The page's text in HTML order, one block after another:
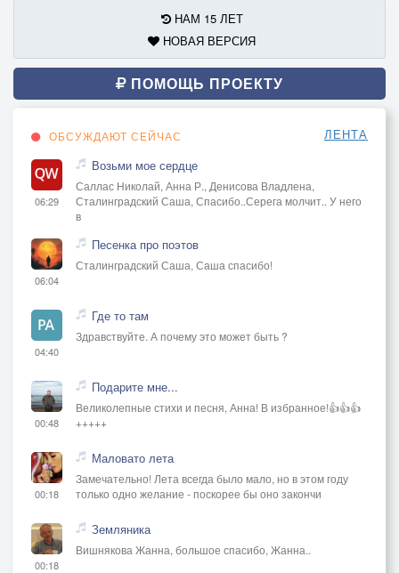
НАМ 15 ЛЕТ
НОВАЯ ВЕРСИЯ
ПОМОЩЬ ПРОЕКТУ
ОБСУЖДАЮТ СЕЙЧАС ЛЕНТА
06:29
Возьми мое сердце
Саллас Николай, Анна Р., Денисова Владлена,
Сталинградский Саша, Спасибо..Серега молчит.. У него
в
06:04
Песенка про поэтов
Сталинградский Саша, Саша спасибо!
04:40
Где то там
Здравствуйте. А почему это может быть ?
00:48
Подарите мне...
Великолепные стихи и песня, Анна! В избранное!👍👍👍
+++++
00:18
Маловато лета
Замечательно! Лета всегда было мало, но в этом году
только одно желание - поскорее бы оно закончи
00:18
Земляника
Вишнякова Жанна, большое спасибо, Жанна..